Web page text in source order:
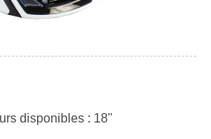
disponibles : 18"